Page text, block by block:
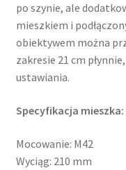
po szynie, ale
mieszkiem i
obiektywem można
zakresie 21 cm
ustawiania.
Specyfikacja mieszka:
Mocowanie: M42
Wyciąg: 210 mm